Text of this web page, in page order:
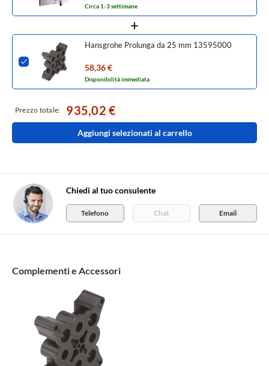
Complementi e Accessori
Circa 1-3 settimane
Hansgrohe Prolunga da 25 mm 13595000
58,36 €
Disponibilità immediata
Prezzo totale: 935,02 €
Aggiungi selezionati al carrello
Chiedi al tuo consulente
Telefono Chat Email